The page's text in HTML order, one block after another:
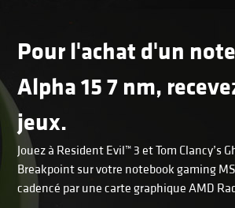
Pour l'achat d'un
Alpha 15 7 nm,
jeux.
Jouez à Resident Evil™ 3 et Tom Clancy’s
Breakpoint sur votre notebook gaming
cadencé par une carte graphique AMD